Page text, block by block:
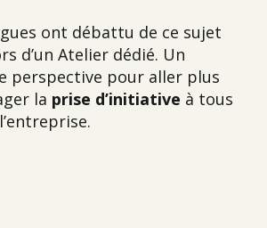
ont débattu de ce sujet
d’un Atelier dédié. Un
perspective pour aller plus
la prise d’initiative à tous